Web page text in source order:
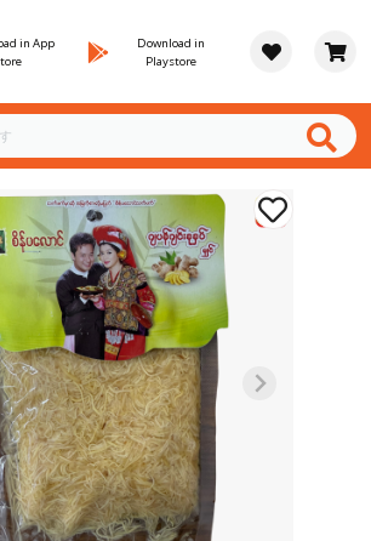
in App
Download in
Playstore